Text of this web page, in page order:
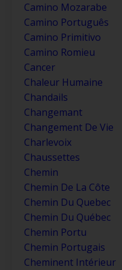
Camino Mozarabe
Camino Português
Camino Primitivo
Camino Romieu
Cancer
Chaleur Humaine
Chandails
Changemant
Changement De Vie
Charlevoix
Chaussettes
Chemin
Chemin De La Côte
Chemin Du Quebec
Chemin Du Québec
Chemin Portu
Chemin Portugais
Cheminent Intérieur